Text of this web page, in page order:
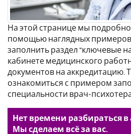
На этой странице мы
помощью наглядных
заполнить раздел "ключевые
кабинете медицинского
документов на аккредитацию.
ознакомиться с примером
специальности врач-
Нет времени разбираться
Мы сделаем всё за вас.